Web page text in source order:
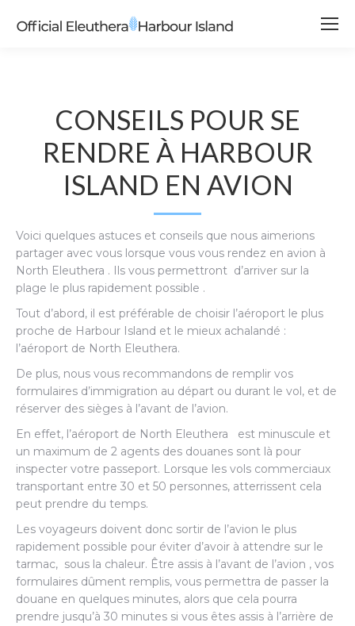
CONSEILS POUR SE
RENDRE À HARBOUR
ISLAND EN AVION
Voici quelques astuces et conseils que nous aimerions
partager avec vous lorsque vous vous rendez en avion à
North Eleuthera . Ils vous permettront d’arriver sur la
plage le plus rapidement possible .
Tout d’abord, il est préférable de choisir l’aéroport le plus
proche de Harbour Island et le mieux achalandé :
l’aéroport de North Eleuthera.
De plus, nous vous recommandons de remplir vos
formulaires d’immigration au départ ou durant le vol, et de
réserver des sièges à l’avant de l’avion.
En effet, l’aéroport de North Eleuthera est minuscule et
un maximum de 2 agents des douanes sont là pour
inspecter votre passeport. Lorsque les vols commerciaux
transportant entre 30 et 50 personnes, atterrissent cela
peut prendre du temps.
Les voyageurs doivent donc sortir de l’avion le plus
rapidement possible pour éviter d’avoir à attendre sur le
tarmac, sous la chaleur. Être assis à l’avant de l’avion , vos
formulaires dûment remplis, vous permettra de passer la
douane en quelques minutes, alors que cela pourra
prendre jusqu’à 30 minutes si vous êtes assis à l’arrière de